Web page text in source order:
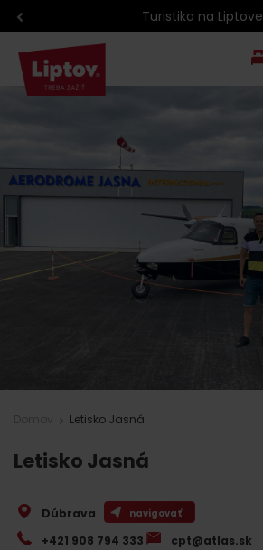
Turistika na Liptove
Letisko Jasná
Letisko Jasná
Dúbrava navigovať
+421 908 794 333 cpt@atlas.sk